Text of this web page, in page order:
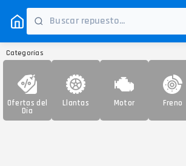
Categorías
Ofertas del
Día
Llantas Motor Freno